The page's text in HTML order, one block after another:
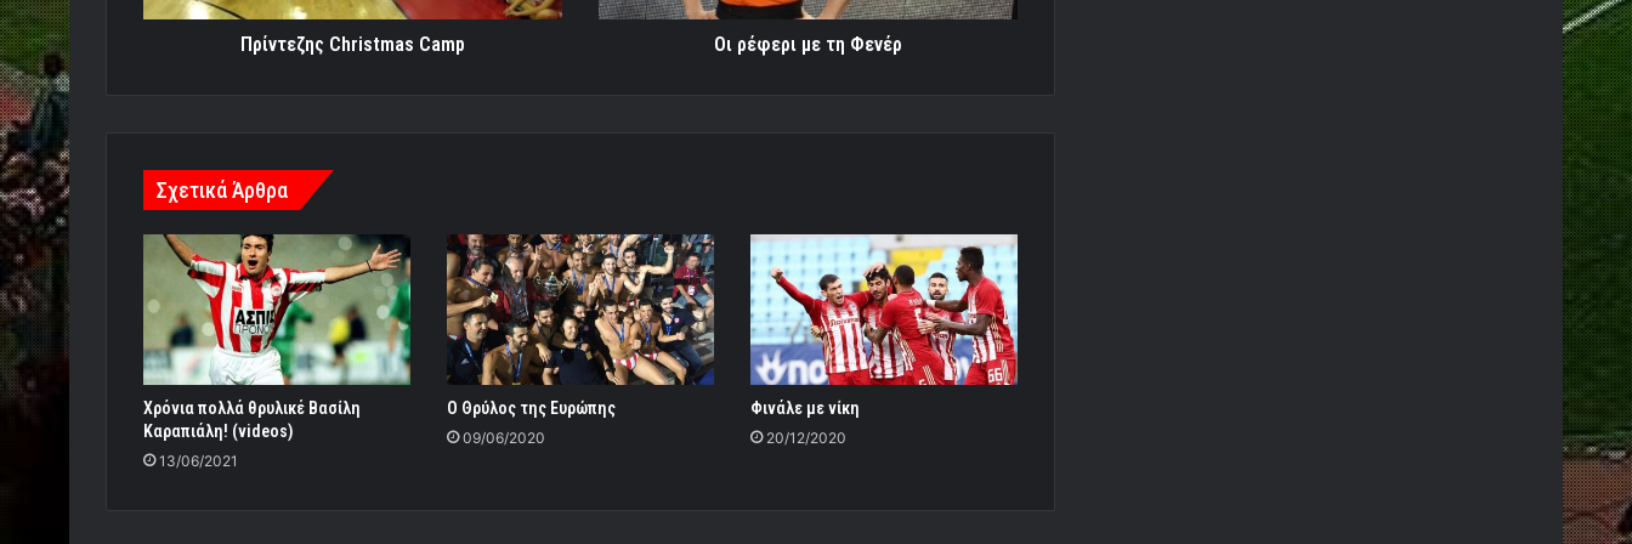
Πρίντεζης Christmas Camp Οι ρέφερι με τη Φενέρ
Σχετικά Άρθρα
Χρόνια πολλά θρυλικέ Βασίλη
Καραπιάλη! (videos)
13/06/2021
Ο Θρύλος της Ευρώπης
09/06/2020
Φινάλε με νίκη
20/12/2020